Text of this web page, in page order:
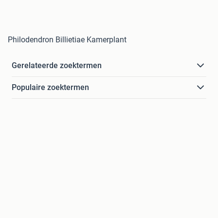
Philodendron Billietiae Kamerplant
Gerelateerde zoektermen
Populaire zoektermen